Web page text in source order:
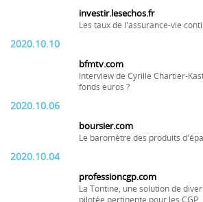
investir.lesechos.fr
Les taux de l'assurance-vie
2020.10.10
bfmtv.com
Interview de Cyrille Chartier-
fonds euros ?
2020.10.06
boursier.com
Le baromètre des produits
2020.10.04
professioncgp.com
La Tontine, une solution de
pilotée pertinente pour les CGP